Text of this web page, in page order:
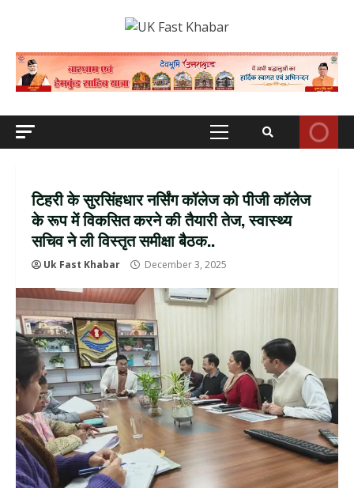
Primary
टिहरी के सुरसिंहधार नर्सिंग कॉलेज को पीजी कॉलेज
के रूप में विकसित करने की तैयारी तेज, स्वास्थ्य
सचिव ने ली विस्तृत समीक्षा बैठक..
Uk Fast Khabar December 3, 2025